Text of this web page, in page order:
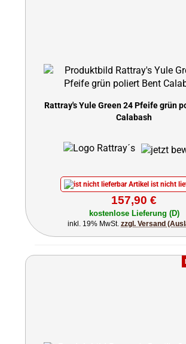
Rattray's Yule Green 24 Pfeife grün
Calabash
Artikel ist nicht
157,90 €
kostenlose Lieferung (D)
inkl. 19% MwSt. zzgl. Versand